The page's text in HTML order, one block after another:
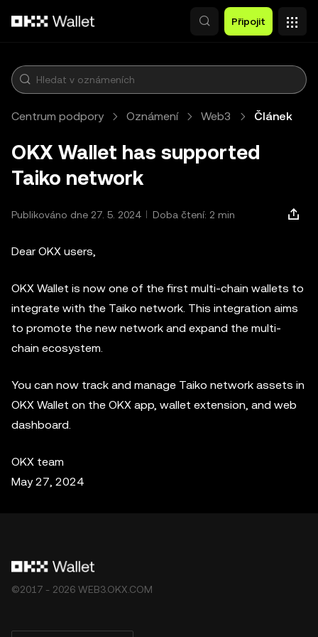
Připojit
Centrum podpory Oznámení Web3 Článek
OKX Wallet has supported
Taiko network
Publikováno dne 27. 5. 2024 Doba čtení: 2 min
Dear OKX users,
OKX Wallet is now one of the first multi-chain wallets to
integrate with the Taiko network. This integration aims
to promote the new network and expand the multi-
chain ecosystem.
You can now track and manage Taiko network assets in
OKX Wallet on the OKX app, wallet extension, and web
dashboard.
OKX team
May 27, 2024
©2017 - 2026 WEB3.OKX.COM